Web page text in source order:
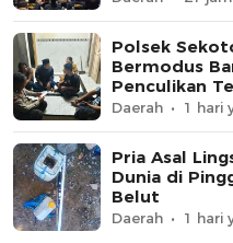
Polsek
Bermodus
Penculikan
Daerah 1 hari
Pria Asal
Dunia di
Belut
Daerah 1 hari